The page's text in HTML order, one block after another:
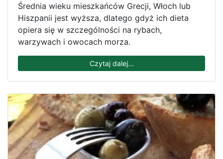
Średnia wieku mieszkańców Grecji, Włoch lub
Hiszpanii jest wyższa, dlatego gdyż ich dieta
opiera się w szczególności na rybach,
warzywach i owocach morza.
Czytaj dalej...